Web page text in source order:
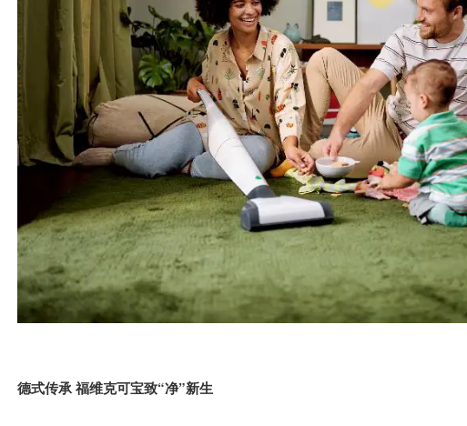
德式传承 福维克可宝致“净”新生